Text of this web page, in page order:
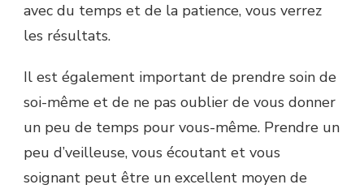
avec du temps et de la patience, vous verrez
les résultats.
Il est également important de prendre soin de
soi-même et de ne pas oublier de vous donner
un peu de temps pour vous-même. Prendre un
peu d’veilleuse, vous écoutant et vous
soignant peut être un excellent moyen de